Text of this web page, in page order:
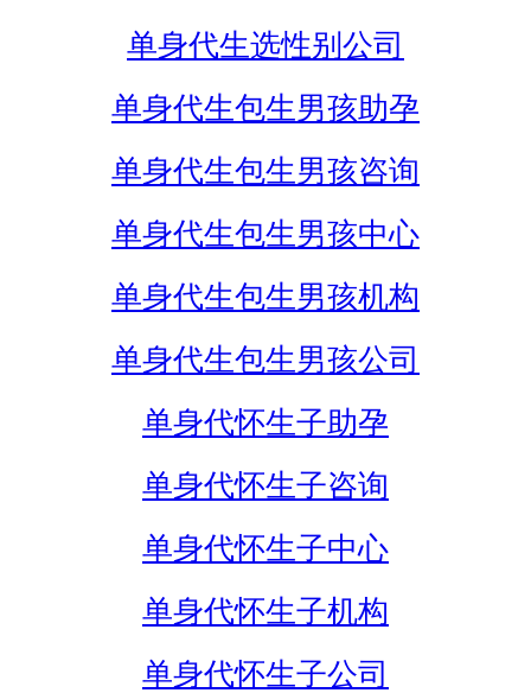
单身代生选性别公司
单身代生包生男孩助孕
单身代生包生男孩咨询
单身代生包生男孩中心
单身代生包生男孩机构
单身代生包生男孩公司
单身代怀生子助孕
单身代怀生子咨询
单身代怀生子中心
单身代怀生子机构
单身代怀生子公司